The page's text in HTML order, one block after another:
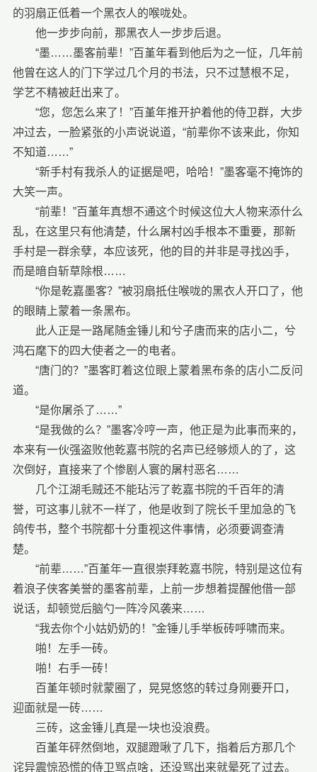
的羽扇正低着一个黑衣人的喉咙处。
他一步步向前，那黑衣人一步步后退。
“墨……墨客前辈！”百堇年看到他后为之一怔，几年前
他曾在这人的门下学过几个月的书法，只不过慧根不足，
学艺不精被赶出来了。
“您，您怎么来了！”百堇年推开护着他的侍卫群，大步
冲过去，一脸紧张的小声说说道，“前辈你不该来此，你知
不知道……”
“新手村有我杀人的证据是吧，哈哈！”墨客毫不掩饰的
大笑一声。
“前辈！”百堇年真想不通这个时候这位大人物来添什么
乱，在这里只有他清楚，什么屠村凶手根本不重要，那新
手村是一群余孽，本应该死，他的目的并非是寻找凶手，
而是暗自斩草除根……
“你是乾嘉墨客？”被羽扇抵住喉咙的黑衣人开口了，他
的眼睛上蒙着一条黑布。
此人正是一路尾随金锤儿和兮子唐而来的店小二，兮
鸿石麾下的四大使者之一的电者。
“唐门的？”墨客盯着这位眼上蒙着黑布条的店小二反问
道。
“是你屠杀了……”
“是我做的么？”墨客冷哼一声，他正是为此事而来的，
本来有一伙强盗败他乾嘉书院的名声已经够烦人的了，这
次倒好，直接来了个惨剧人寰的屠村恶名……
几个江湖毛贼还不能玷污了乾嘉书院的千百年的清
誉，可这事儿就不一样了，他是收到了院长千里加急的飞
鸽传书，整个书院都十分重视这件事情，必须要调查清
楚。
“前辈……”百堇年一直很崇拜乾嘉书院，特别是这位有
着浪子侠客美誉的墨客前辈，上前一步想着提醒他借一部
说话，却顿觉后脑勺一阵冷风袭来……
“我去你个小姑奶奶的！”金锤儿手举板砖呼啸而来。
啪！左手一砖。
啪！右手一砖！
百堇年顿时就蒙圈了，晃晃悠悠的转过身刚要开口，
迎面就是一砖……
三砖，这金锤儿真是一块也没浪费。
百堇年砰然倒地，双腿蹬啾了几下，指着后方那几个
诧异震惊恐慌的侍卫骂点啥，还没骂出来就晕死了过去。